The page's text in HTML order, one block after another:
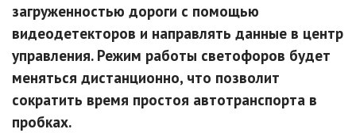
загруженностью дороги с помощью
видеодетекторов и направлять данные в центр
управления. Режим работы светофоров будет
меняться дистанционно, что позволит
сократить время простоя автотранспорта в
пробках.